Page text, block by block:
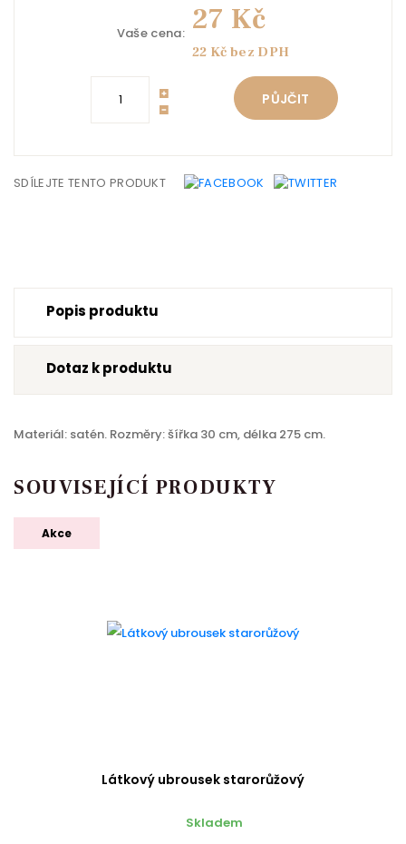
Vaše cena: 27 Kč
22 Kč bez DPH
PŮJČIT
SDÍLEJTE TENTO PRODUKT
Popis produktu
Dotaz k produktu
Materiál: satén. Rozměry: šířka 30 cm, délka 275 cm.
SOUVISEJÍCÍ PRODUKTY
Akce
Látkový ubrousek starorůžový
Skladem